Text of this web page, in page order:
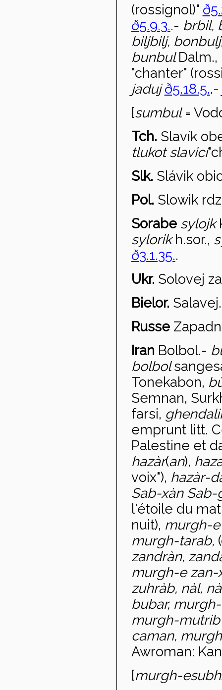
(rossignol)"
ð5.9.3..- brbil,
biljbilj,
bunbulDalm.,
"chanter"
jadujð5.18.5..-
[sumbul=
Tch. Slavík
tlukot slavicí
Slk. Slávik
Pol. Slowik
Sorabe sylojk
sylorikh.sor.,
ð3.1.35..
Ukr. Solovej
Bielor. Salavej.
Russe
Iran Bolbol.-
bolbol
Tonekabon,
Semnan,
farsi, ghendal
emprunt litt.
Palestine et
hazàr(an),
voix"), hazàr-
Sab-xàn
l'étoile du
nuit), murgh-
murgh-tarab,
zandràn,
murgh-e zan-
zuhràb, nàl,
bubar,
murgh-
caman,
Awroman:
[murgh-esubh